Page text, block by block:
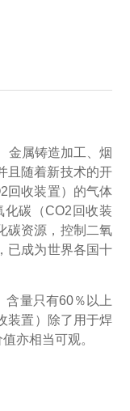
金属铸造加工、烟
且随着新技术的开
回收装置）的气体
碳（CO2回收装
碳资源，控制二氧
已成为世界各国十
含量只有60％以上
装置）除了用于焊
亦相当可观。